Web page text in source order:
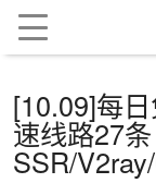
[10.09]每
速线路27
SSR/